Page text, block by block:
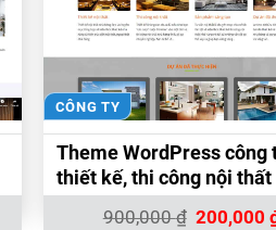
CÔNG TY
Theme WordPress công
thiết kế, thi công nội thất
900,000₫ Giá
200,000